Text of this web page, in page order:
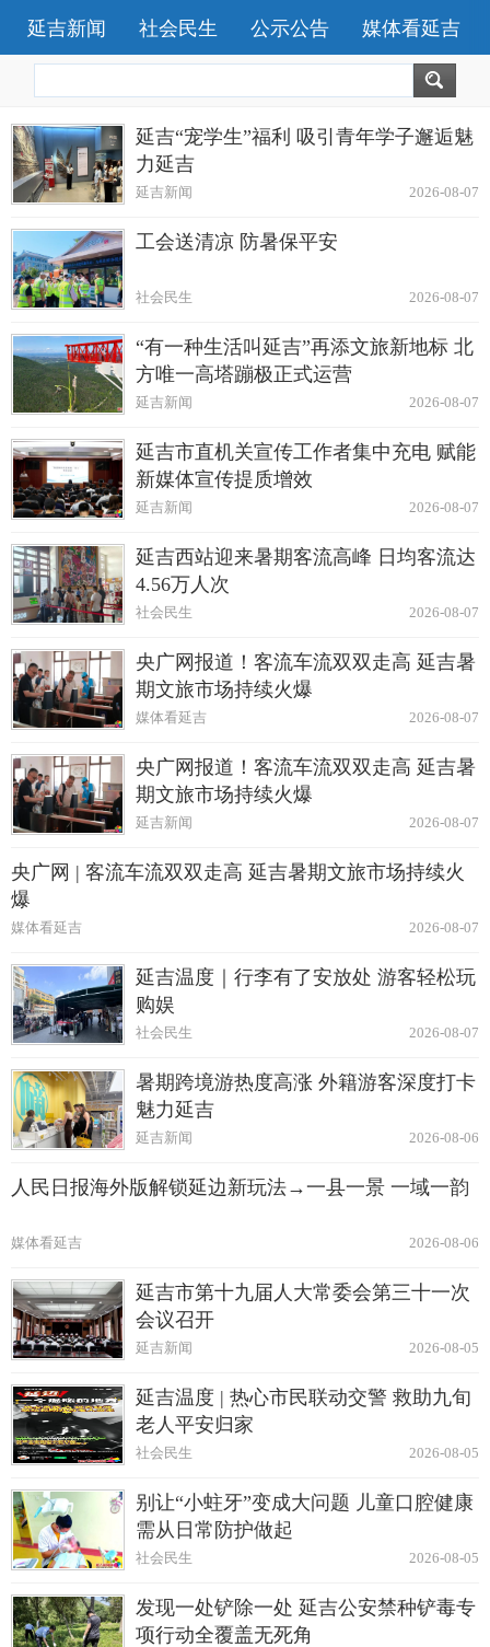
延吉新闻 社会民生 公示公告 媒体看延吉
延吉“宠学生”福利 吸引青年学子邂逅魅
力延吉
2026-08-07
延吉新闻
工会送清凉 防暑保平安
2026-08-07
社会民生
“有一种生活叫延吉”再添文旅新地标 北
方唯一高塔蹦极正式运营
2026-08-07
延吉新闻
延吉市直机关宣传工作者集中充电 赋能
新媒体宣传提质增效
2026-08-07
延吉新闻
延吉西站迎来暑期客流高峰 日均客流达
4.56万人次
2026-08-07
社会民生
央广网报道！客流车流双双走高 延吉暑
期文旅市场持续火爆
2026-08-07
媒体看延吉
央广网报道！客流车流双双走高 延吉暑
期文旅市场持续火爆
2026-08-07
延吉新闻
央广网 | 客流车流双双走高 延吉暑期文旅市场持续火
爆
2026-08-07
媒体看延吉
延吉温度｜行李有了安放处 游客轻松玩
购娱
2026-08-07
社会民生
暑期跨境游热度高涨 外籍游客深度打卡
魅力延吉
2026-08-06
延吉新闻
人民日报海外版解锁延边新玩法→一县一景 一域一韵
2026-08-06
媒体看延吉
延吉市第十九届人大常委会第三十一次
会议召开
2026-08-05
延吉新闻
延吉温度 | 热心市民联动交警 救助九旬
老人平安归家
2026-08-05
社会民生
别让“小蛀牙”变成大问题 儿童口腔健康
需从日常防护做起
2026-08-05
社会民生
发现一处铲除一处 延吉公安禁种铲毒专
项行动全覆盖无死角